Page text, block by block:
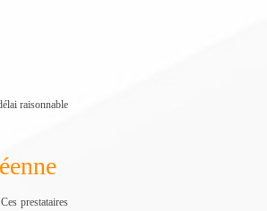
raisonnable
prestataires